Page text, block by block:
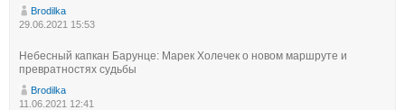
Brodilka
29.06.2021 15:53
Небесный капкан Барунце: Марек Холечек о новом маршруте и
превратностях судьбы
Brodilka
11.06.2021 12:41